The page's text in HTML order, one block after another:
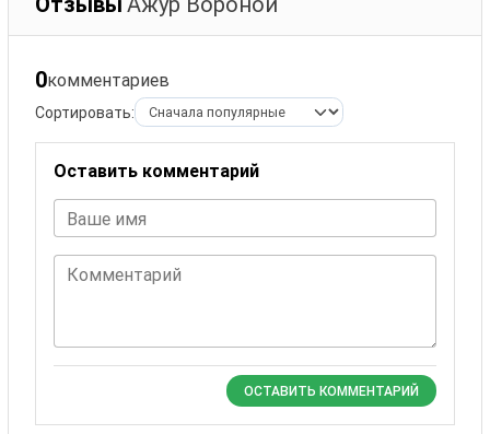
0комментариев
Сортировать:
Оставить комментарий
Ваше имя
Комментарий
ОСТАВИТЬ КОММЕНТАРИЙ